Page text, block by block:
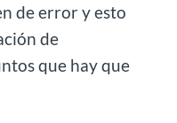
de error y esto
de
que hay que